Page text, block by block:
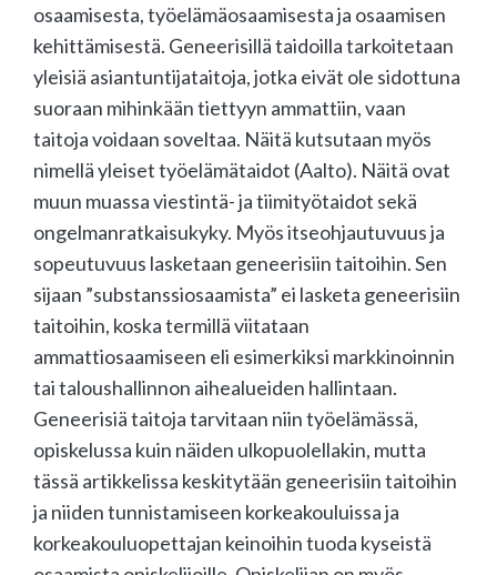
osaamisesta, työelämäosaamisesta ja osaamisen
kehittämisestä. Geneerisillä taidoilla tarkoitetaan
yleisiä asiantuntijataitoja, jotka eivät ole sidottuna
suoraan mihinkään tiettyyn ammattiin, vaan
taitoja voidaan soveltaa. Näitä kutsutaan myös
nimellä yleiset työelämätaidot (Aalto). Näitä ovat
muun muassa viestintä- ja tiimityötaidot sekä
ongelmanratkaisukyky. Myös itseohjautuvuus ja
sopeutuvuus lasketaan geneerisiin taitoihin. Sen
sijaan ”substanssiosaamista” ei lasketa geneerisiin
taitoihin, koska termillä viitataan
ammattiosaamiseen eli esimerkiksi markkinoinnin
tai taloushallinnon aihealueiden hallintaan.
Geneerisiä taitoja tarvitaan niin työelämässä,
opiskelussa kuin näiden ulkopuolellakin, mutta
tässä artikkelissa keskitytään geneerisiin taitoihin
ja niiden tunnistamiseen korkeakouluissa ja
korkeakouluopettajan keinoihin tuoda kyseistä